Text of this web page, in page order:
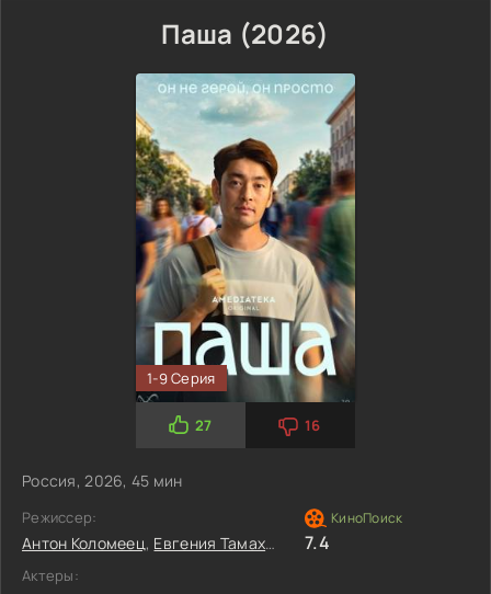
Паша (2026)
1-9 Серия
27 16
Россия, 2026, 45 мин
Режиссер:
Антон Коломеец, Евгения Тамахина
Актеры:
7.4